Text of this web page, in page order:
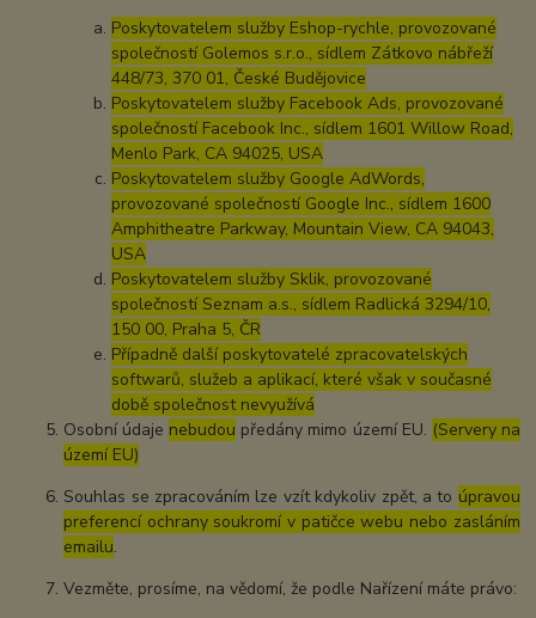
Poskytovatelem služby Eshop-rychle, provozované
společností Golemos s.r.o., sídlem Zátkovo nábřeží
448/73, 370 01, České Budějovice
Poskytovatelem služby Facebook Ads, provozované
společností Facebook Inc., sídlem 1601 Willow Road,
Menlo Park, CA 94025, USA
Poskytovatelem služby Google AdWords,
provozované společností Google Inc., sídlem 1600
Amphitheatre Parkway, Mountain View, CA 94043,
USA
Poskytovatelem služby Sklik, provozované
společností Seznam a.s., sídlem Radlická 3294/10,
150 00, Praha 5, ČR
Případně další poskytovatelé zpracovatelských
softwarů, služeb a aplikací, které však v současné
době společnost nevyužívá
Osobní údaje nebudou předány mimo území EU. (Servery na
území EU)
Souhlas se zpracováním lze vzít kdykoliv zpět, a to úpravou
preferencí ochrany soukromí v patičce webu nebo zasláním
emailu.
Vezměte, prosíme, na vědomí, že podle Nařízení máte právo: